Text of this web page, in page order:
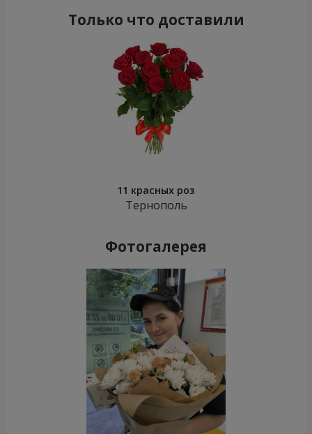
Только что доставили
11 красных роз
Тернополь
Фотогалерея